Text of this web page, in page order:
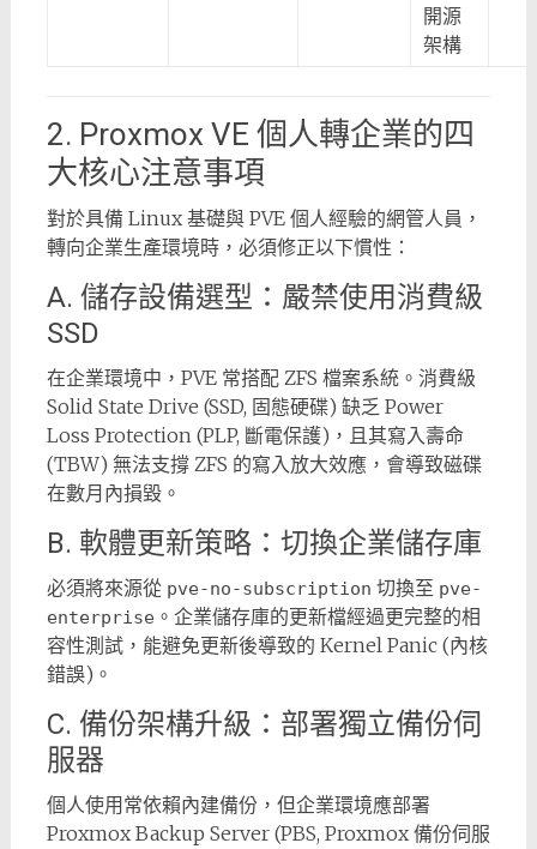
開源
架構
2. Proxmox VE 個人轉企業的四
大核心注意事項
對於具備 Linux 基礎與 PVE 個人經驗的網管人員，
轉向企業生產環境時，必須修正以下慣性：
A. 儲存設備選型：嚴禁使用消費級
SSD
在企業環境中，PVE 常搭配 ZFS 檔案系統。消費級
Solid State Drive (SSD, 固態硬碟) 缺乏 Power
Loss Protection (PLP, 斷電保護)，且其寫入壽命
(TBW) 無法支撐 ZFS 的寫入放大效應，會導致磁碟
在數月內損毀。
B. 軟體更新策略：切換企業儲存庫
必須將來源從 pve-no-subscription 切換至 pve-
enterprise。企業儲存庫的更新檔經過更完整的相
容性測試，能避免更新後導致的 Kernel Panic (內核
錯誤)。
C. 備份架構升級：部署獨立備份伺
服器
個人使用常依賴內建備份，但企業環境應部署
Proxmox Backup Server (PBS, Proxmox 備份伺服